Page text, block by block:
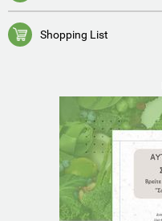
Shopping List